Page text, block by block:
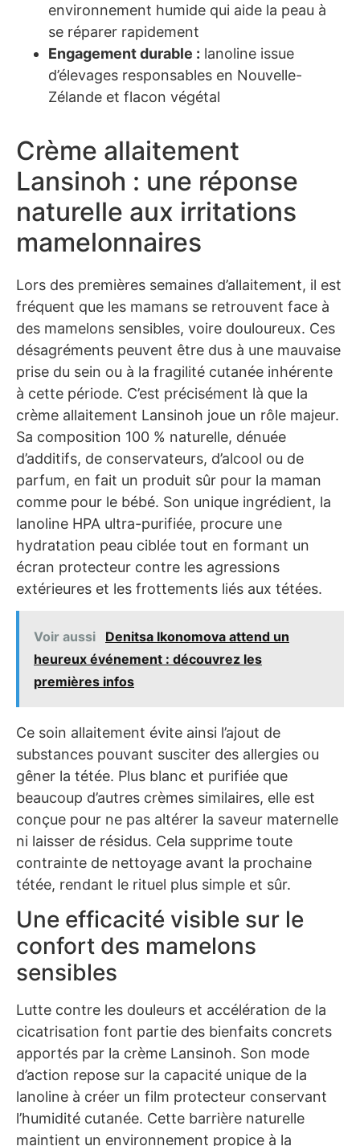
environnement humide qui aide la peau à
se réparer rapidement
Engagement durable : lanoline issue
d’élevages responsables en Nouvelle-
Zélande et flacon végétal
Crème allaitement
Lansinoh : une réponse
naturelle aux irritations
mamelonnaires
Lors des premières semaines d’allaitement, il est
fréquent que les mamans se retrouvent face à
des mamelons sensibles, voire douloureux. Ces
désagréments peuvent être dus à une mauvaise
prise du sein ou à la fragilité cutanée inhérente
à cette période. C’est précisément là que la
crème allaitement Lansinoh joue un rôle majeur.
Sa composition 100 % naturelle, dénuée
d’additifs, de conservateurs, d’alcool ou de
parfum, en fait un produit sûr pour la maman
comme pour le bébé. Son unique ingrédient, la
lanoline HPA ultra-purifiée, procure une
hydratation peau ciblée tout en formant un
écran protecteur contre les agressions
extérieures et les frottements liés aux tétées.
Voir aussi
Denitsa Ikonomova attend un
heureux événement : découvrez les
premières infos
Ce soin allaitement évite ainsi l’ajout de
substances pouvant susciter des allergies ou
gêner la tétée. Plus blanc et purifiée que
beaucoup d’autres crèmes similaires, elle est
conçue pour ne pas altérer la saveur maternelle
ni laisser de résidus. Cela supprime toute
contrainte de nettoyage avant la prochaine
tétée, rendant le rituel plus simple et sûr.
Une efficacité visible sur le
confort des mamelons
sensibles
Lutte contre les douleurs et accélération de la
cicatrisation font partie des bienfaits concrets
apportés par la crème Lansinoh. Son mode
d’action repose sur la capacité unique de la
lanoline à créer un film protecteur conservant
l’humidité cutanée. Cette barrière naturelle
maintient un environnement propice à la